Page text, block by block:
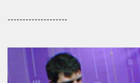
--------------------